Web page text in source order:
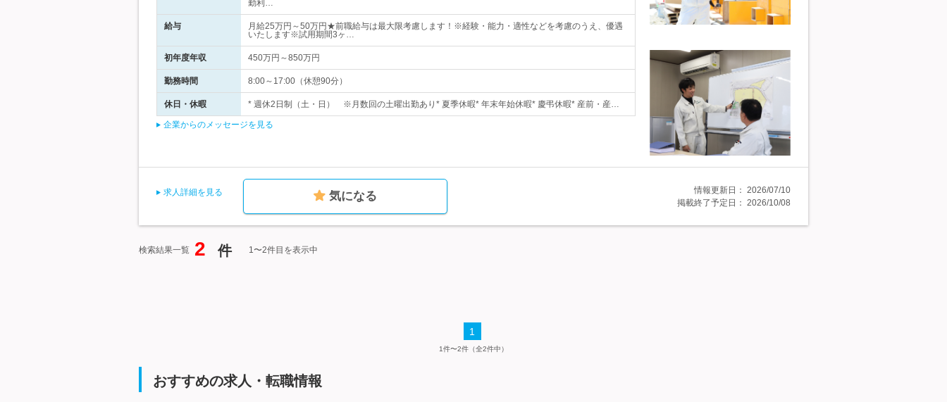
勤利…
給与
月給25万円～50万円★前職給与は最大限考慮します！※経験・能力・適性などを考慮のうえ、優遇
いたします※試用期間3ヶ…
初年度年収 450万円～850万円
勤務時間 8:00～17:00（休憩90分）
休日・休暇 * 週休2日制（土・日） ※月数回の土曜出勤あり* 夏季休暇* 年末年始休暇* 慶弔休暇* 産前・産…
企業からのメッセージを見る
求人詳細を見る 気になる 情報更新日： 2026/07/10
掲載終了予定日： 2026/10/08
検索結果一覧 2 件 1〜2件目を表示中
1
1件〜2件（全2件中）
おすすめの求人・転職情報